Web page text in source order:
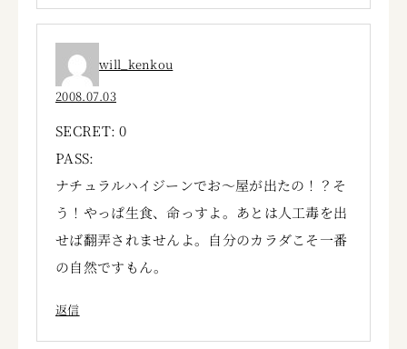
will_kenkou
2008.07.03
SECRET: 0
PASS:
ナチュラルハイジーンでお～屋が出たの！？そ
う！やっぱ生食、命っすよ。あとは人工毒を出
せば翻弄されませんよ。自分のカラダこそ一番
の自然ですもん。
返信